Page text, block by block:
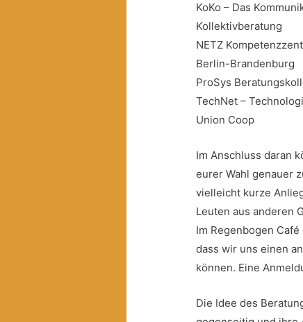
KoKo – Das
Kollektivberatung
NETZ
Berlin-Brandenburg
ProSys
TechNet –
Union Coop
Im Anschluss daran
eurer Wahl genauer
vielleicht kurze
Leuten aus anderen
Im Regenbogen
dass wir uns einen
können. Eine
Die Idee des